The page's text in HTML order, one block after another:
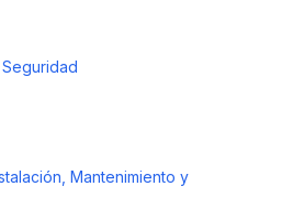
Mantenimiento y